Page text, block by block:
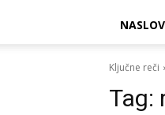
Ključne reči
Tag: